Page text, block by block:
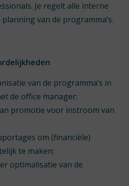
Je regelt alle interne
van de programma’s.
van de programma’s in
de office manager;
promotie voor instroom van
om (financiële)
te maken;
optimalisatie van de